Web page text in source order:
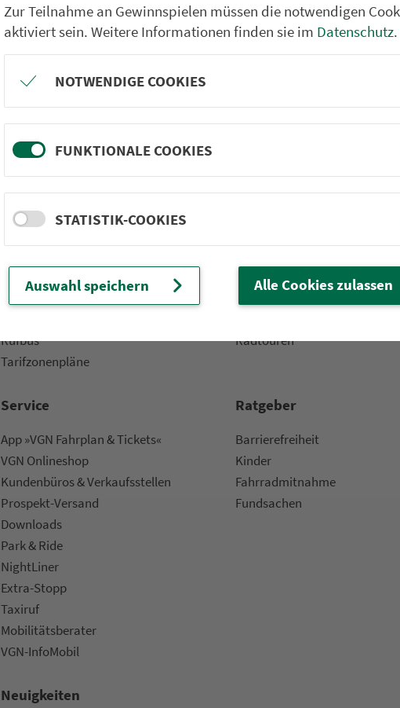
Nürn­berg
Ver­kehrs­un­ter­neh­men. 1.100 Linien.
Netz & Fahrpläne
AST-Aus­hang­fahr­plä­ne
Rufbus
Ta­rif­zo­nen­plä­ne
Frei­zeit-Tipps
Wandern
Radtouren
Service
App »VGN Fahrplan & Tickets«
VGN On­line­shop
Kun­den­bü­ros & Ver­kaufs­stel­len
Prospekt-Versand
Downloads
Park & Ride
NightLiner
Extra-Stopp
Taxiruf
Mo­bi­li­täts­be­ra­ter
VGN-InfoMobil
Rat­ge­ber
Bar­ri­e­re­frei­heit
Kinder
Fahr­rad­mit­nah­me
Fund­sachen
Neuigkeiten
Zur Teilnahme an Gewinnspielen müssen die notwendigen
aktiviert sein. Weitere Informationen finden sie im Datenschutz.
NOTWENDIGE COOKIES
FUNKTIONALE COOKIES
STATISTIK-COOKIES
Auswahl speichern Alle Cookies zulassen